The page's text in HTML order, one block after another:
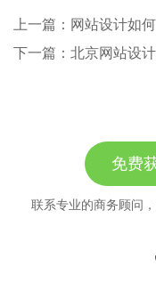
上一篇：网站设计如
下一篇：北京网站设
免费
联系专业的商务顾问